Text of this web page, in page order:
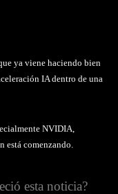
ya viene haciendo bien
IA dentro de una
NVIDIA,
comenzando.
esta noticia?